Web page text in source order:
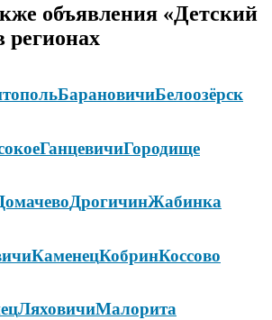
объявления «Детский
регионах
БарановичиБелоозёрск
ГанцевичиГородище
ДрогичинЖабинка
КаменецКобринКоссово
ЛяховичиМалорита